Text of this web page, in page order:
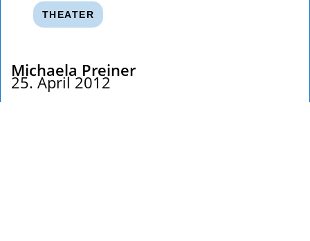
THEATER
Michaela Preiner
25. April 2012